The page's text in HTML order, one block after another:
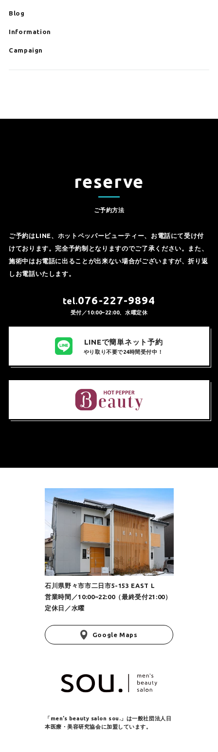
Blog
Information
Campaign
reserve
ご予約方法
ご予約はLINE、ホットペッパービューティー、お電話にて受け付
けております。完全予約制となりますのでご了承ください。また、
施術中はお電話に出ることが出来ない場合がございますが、折り返
しお電話いたします。
tel.076-227-9894
受付／10:00~22:00、水曜定休
LINEで簡単ネット予約
やり取り不要で24時間受付中！
石川県野々市市二日市5-153 EAST L
営業時間／10:00~22:00（最終受付21:00）
定休日／水曜
Google Maps
「men’s beauty salon sou.」は一般社団法人日
本医療・美容研究協会に加盟しています。